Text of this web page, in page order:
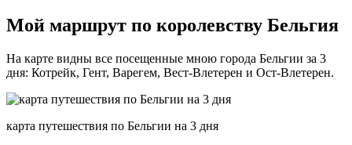
Мой маршрут по королевству Бельгия
На карте видны все посещенные мною города Бельгии за 3
дня: Котрейк, Гент, Варегем, Вест-Влетерен и Ост-Влетерен.
карта путешествия по Бельгии на 3 дня